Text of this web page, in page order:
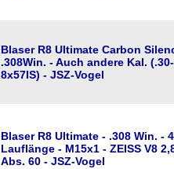
Blaser R8 Ultimate Carbon
.308Win. - Auch andere Kal.
8x57IS) - JSZ-Vogel
Blaser R8 Ultimate - .308 Win. -
Lauflänge - M15x1 - ZEISS V8
Abs. 60 - JSZ-Vogel